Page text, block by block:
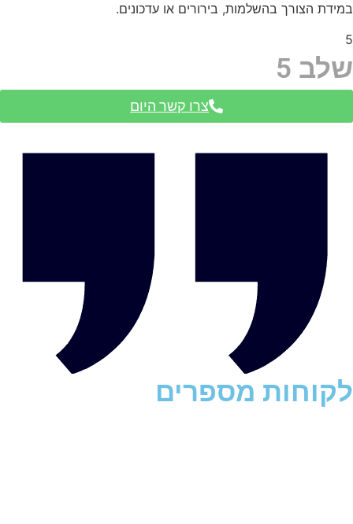
במידת הצורך בהשלמות, בירורים או עדכונים.
5
שלב 5
צרו קשר היום
לקוחות מספרים